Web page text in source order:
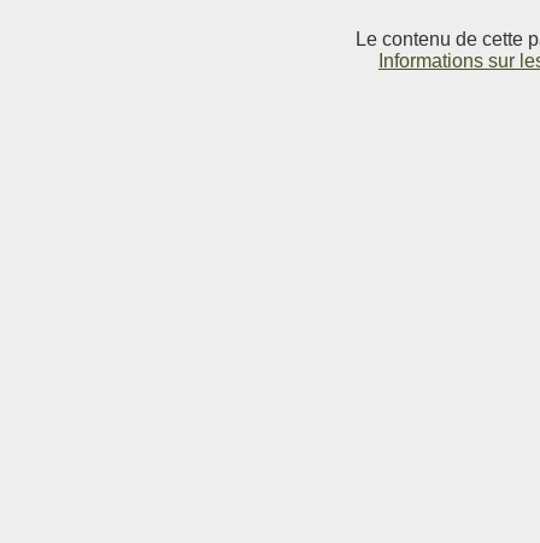
Le contenu de cette
Informations sur